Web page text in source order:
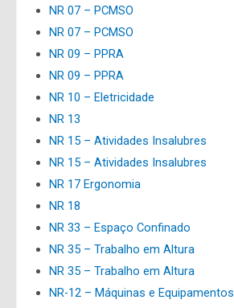
NR 07 – PCMSO
NR 07 – PCMSO
NR 09 – PPRA
NR 09 – PPRA
NR 10 – Eletricidade
NR 13
NR 15 – Atividades Insalubres
NR 15 – Atividades Insalubres
NR 17 Ergonomia
NR 18
NR 33 – Espaço Confinado
NR 35 – Trabalho em Altura
NR 35 – Trabalho em Altura
NR-12 – Máquinas e Equipamentos